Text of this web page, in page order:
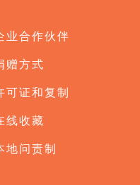
业合作伙伴
赠方式
可证和复制
线收藏
地问责制